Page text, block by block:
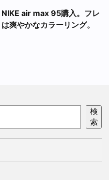
NIKE air max 95購入。フレ
爽やかなカラーリング。
検
索